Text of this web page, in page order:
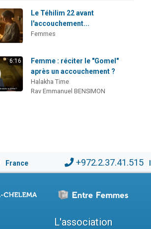
Le Téhilim 22 avant
l'accouchement...
Femmes
6:16
Femme : réciter le "Gomel"
après un accouchement ?
Halakha Time
Rav Emmanuel BENSIMON
France +972.2.37.41.515
L'association